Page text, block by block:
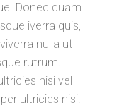
Donec quam
iverra quis,
nulla ut
rutrum.
nisi vel
ultricies nisi.